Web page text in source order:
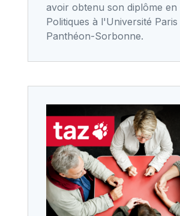
avoir obtenu son diplôme en
Politiques à l'Université Paris
Panthéon-Sorbonne.